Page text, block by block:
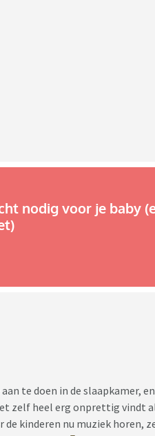
nodig voor je baby
te doen in de slaapkamer,
zelf heel erg onprettig vindt
kinderen nu muziek horen,